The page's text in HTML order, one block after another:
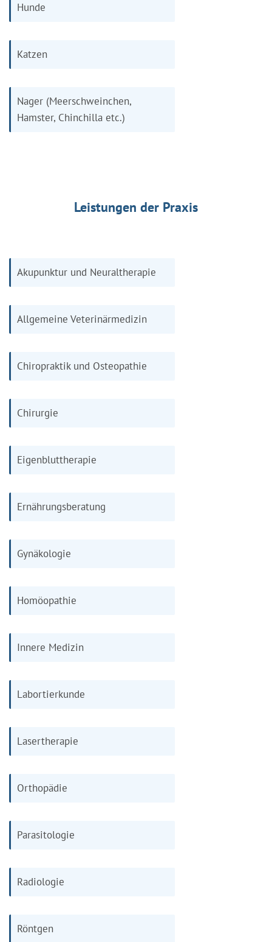
Hunde
Katzen
Nager (Meerschweinchen,
Hamster, Chinchilla etc.)
Leistungen der Praxis
Akupunktur und Neuraltherapie
Allgemeine Veterinärmedizin
Chiropraktik und Osteopathie
Chirurgie
Eigenbluttherapie
Ernährungsberatung
Gynäkologie
Homöopathie
Innere Medizin
Labortierkunde
Lasertherapie
Orthopädie
Parasitologie
Radiologie
Röntgen